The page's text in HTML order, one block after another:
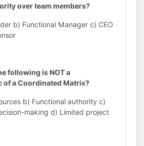
over team members?
b) Functional Manager c) CEO
following is NOT a
of a Coordinated Matrix?
b) Functional authority c)
making d) Limited project